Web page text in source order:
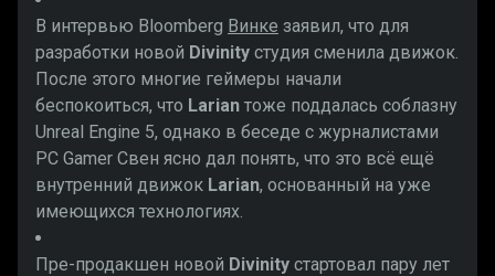
В интервью Bloomberg Винке заявил, что для
разработки новой Divinity студия сменила движок.
После этого многие геймеры начали
беспокоиться, что Larian тоже поддалась соблазну
Unreal Engine 5, однако в беседе с журналистами
PC Gamer Свен ясно дал понять, что это всё ещё
внутренний движок Larian, основанный на уже
имеющихся технологиях.
Пре-продакшен новой Divinity стартовал пару лет